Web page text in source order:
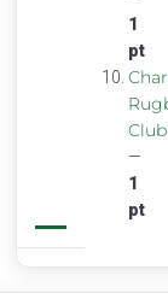
1
pt
Club
—
1
pt